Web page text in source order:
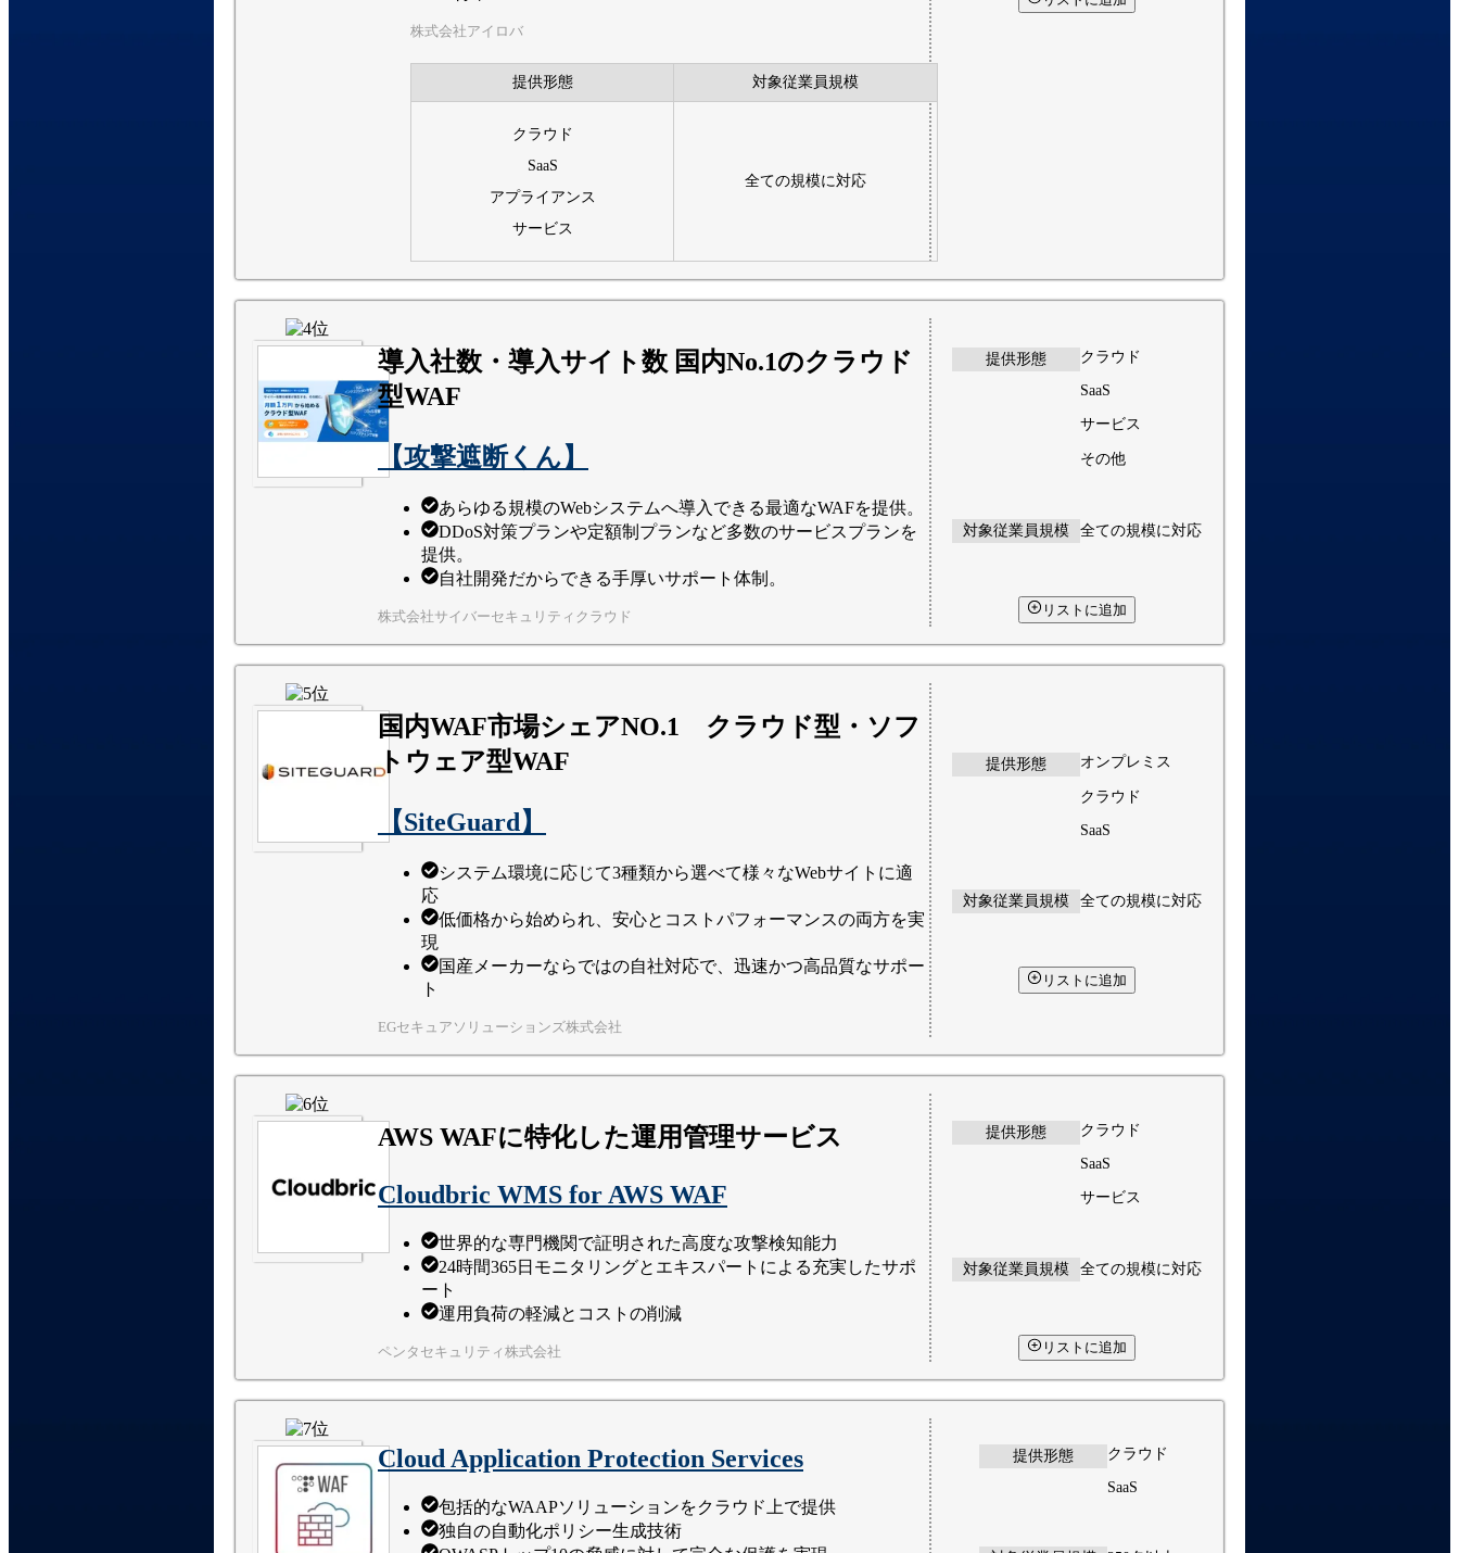
株式会社アイロバ
提供形態 対象従業員規模
クラウド
SaaS
アプライアンス
サービス
全ての規模に対応
導入社数・導入サイト数 国内No.1のクラウド
型WAF
【攻撃遮断くん】
あらゆる規模のWebシステムへ導入できる最適なWAFを提供。
DDoS対策プランや定額制プランなど多数のサービスプランを
提供。
自社開発だからできる手厚いサポート体制。
株式会社サイバーセキュリティクラウド
提供形態 クラウド
SaaS
サービス
その他
対象従業員規模 全ての規模に対応
リストに追加
国内WAF市場シェアNO.1 クラウド型・ソフ
トウェア型WAF
【SiteGuard】
システム環境に応じて3種類から選べて様々なWebサイトに適
応
低価格から始められ、安心とコストパフォーマンスの両方を実
現
国産メーカーならではの自社対応で、迅速かつ高品質なサポー
ト
EGセキュアソリューションズ株式会社
提供形態 オンプレミス
クラウド
SaaS
対象従業員規模 全ての規模に対応
リストに追加
AWS WAFに特化した運用管理サービス
Cloudbric WMS for AWS WAF
世界的な専門機関で証明された高度な攻撃検知能力
24時間365日モニタリングとエキスパートによる充実したサポ
ート
運用負荷の軽減とコストの削減
ペンタセキュリティ株式会社
提供形態 クラウド
SaaS
サービス
対象従業員規模 全ての規模に対応
リストに追加
Cloud Application Protection Services
包括的なWAAPソリューションをクラウド上で提供
独自の自動化ポリシー生成技術
提供形態 クラウド
SaaS